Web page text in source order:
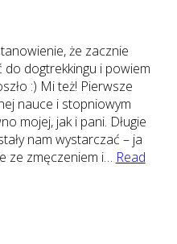
że zacznie
dogtrekkingu i powiem
:) Mi też! Pierwsze
nauce i stopniowym
mojej, jak i pani. Długie
nam wystarczać – ja
ze zmęczeniem i… Read